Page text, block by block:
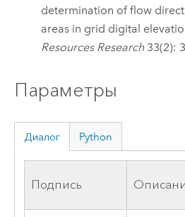
determination of flow
areas in grid digital
Resources Research33(2):
Параметры
Диалог Python
Подпись